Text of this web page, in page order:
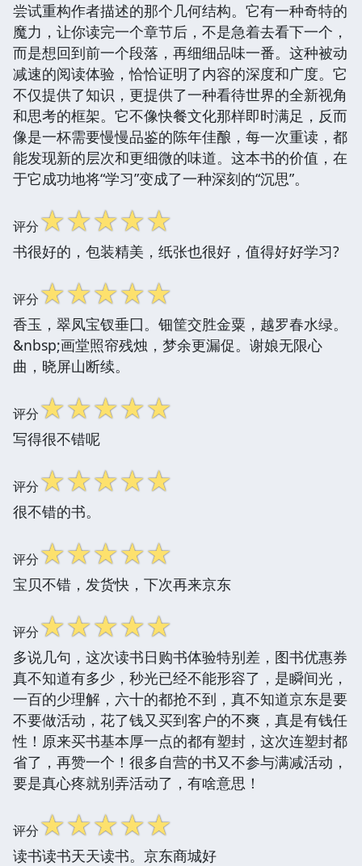
尝试重构作者描述的那个几何结构。它有一种奇特的
魔力，让你读完一个章节后，不是急着去看下一个，
而是想回到前一个段落，再细细品味一番。这种被动
减速的阅读体验，恰恰证明了内容的深度和广度。它
不仅提供了知识，更提供了一种看待世界的全新视角
和思考的框架。它不像快餐文化那样即时满足，反而
像是一杯需要慢慢品鉴的陈年佳酿，每一次重读，都
能发现新的层次和更细微的味道。这本书的价值，在
于它成功地将“学习”变成了一种深刻的“沉思”。
评分☆☆☆☆☆
书很好的，包装精美，纸张也很好，值得好好学习?
评分☆☆☆☆☆
香玉，翠凤宝钗垂囗。钿筐交胜金粟，越罗春水绿。
&nbsp;画堂照帘残烛，梦余更漏促。谢娘无限心
曲，晓屏山断续。
评分☆☆☆☆☆
写得很不错呢
评分☆☆☆☆☆
很不错的书。
评分☆☆☆☆☆
宝贝不错，发货快，下次再来京东
评分☆☆☆☆☆
多说几句，这次读书日购书体验特别差，图书优惠券
真不知道有多少，秒光已经不能形容了，是瞬间光，
一百的少理解，六十的都抢不到，真不知道京东是要
不要做活动，花了钱又买到客户的不爽，真是有钱任
性！原来买书基本厚一点的都有塑封，这次连塑封都
省了，再赞一个！很多自营的书又不参与满减活动，
要是真心疼就别弄活动了，有啥意思！
评分☆☆☆☆☆
读书读书天天读书。京东商城好